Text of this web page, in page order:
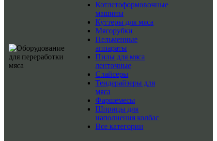
Котлетоформовочные
машины
Куттеры для мяса
Мясорубки
Пельменные
аппараты
Пилы для мяса
ленточные
Слайсеры
Тендерайзеры для
мяса
Фаршемесы
Шприцы для
наполнения колбас
Все категории